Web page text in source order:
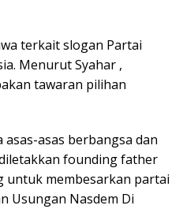
terkait slogan Partai
Menurut Syahar ,
tawaran pilihan
asas-asas berbangsa dan
founding father
untuk membesarkan partai
Usungan Nasdem Di